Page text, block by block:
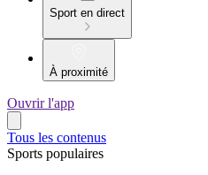
Sport en direct
À proximité
Ouvrir l'app
Tous les contenus
Sports populaires